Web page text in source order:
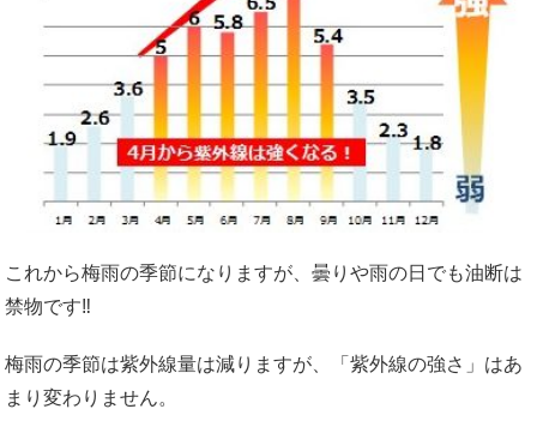
これから梅雨の季節になりますが、曇りや雨の日でも油断は
禁物です‼
梅雨の季節は紫外線量は減りますが、「紫外線の強さ」はあ
まり変わりません。